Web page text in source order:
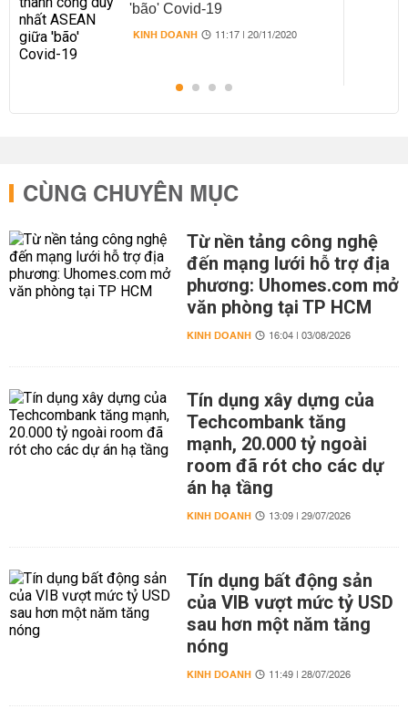
'bão' Covid-19
KINH DOANH 11:17 | 20/11/2020
CÙNG CHUYÊN MỤC
Từ nền tảng công nghệ
đến mạng lưới hỗ trợ địa
phương: Uhomes.com mở
văn phòng tại TP HCM
KINH DOANH 16:04 | 03/08/2026
Tín dụng xây dựng của
Techcombank tăng
mạnh, 20.000 tỷ ngoài
room đã rót cho các dự
án hạ tầng
KINH DOANH 13:09 | 29/07/2026
Tín dụng bất động sản
của VIB vượt mức tỷ USD
sau hơn một năm tăng
nóng
KINH DOANH 11:49 | 28/07/2026